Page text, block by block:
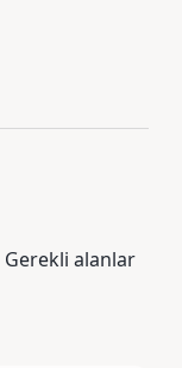
Gerekli alanlar